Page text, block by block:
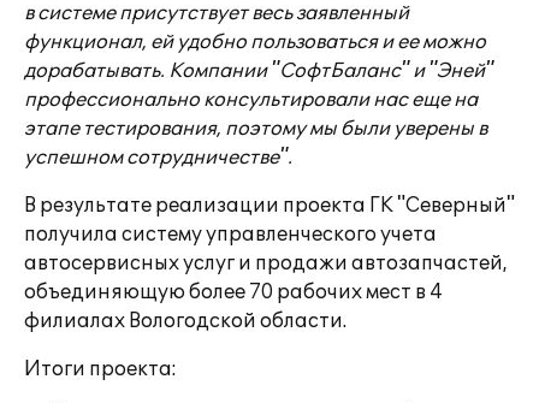
в системе присутствует весь заявленный
функционал, ей удобно пользоваться и ее можно
дорабатывать. Компании "СофтБаланс" и "Эней"
профессионально консультировали нас еще на
этапе тестирования, поэтому мы были уверены в
успешном сотрудничестве".
В результате реализации проекта ГК "Северный"
получила систему управленческого учета
автосервисных услуг и продажи автозапчастей,
объединяющую более 70 рабочих мест в 4
филиалах Вологодской области.
Итоги проекта: